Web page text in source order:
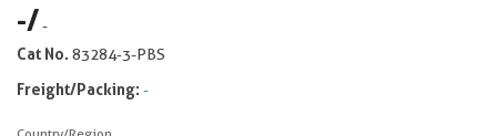
-/-
Cat No. 83284-3-PBS
Freight/Packing: -